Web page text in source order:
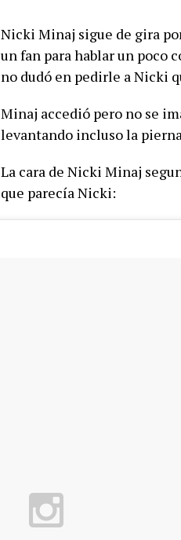
Nicki Minaj sigue de gira
un fan para hablar un poco
no dudó en pedirle a Nicki
Minaj accedió pero no se
levantando incluso la
La cara de Nicki Minaj
que parecía Nicki: